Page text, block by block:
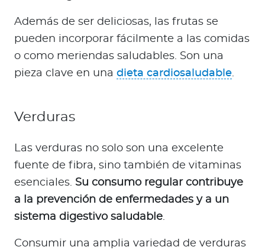
Además de ser deliciosas, las frutas se
pueden incorporar fácilmente a las comidas
o como meriendas saludables. Son una
pieza clave en una dieta cardiosaludable.
Verduras
Las verduras no solo son una excelente
fuente de fibra, sino también de vitaminas
esenciales. Su consumo regular contribuye
a la prevención de enfermedades y a un
sistema digestivo saludable.
Consumir una amplia variedad de verduras